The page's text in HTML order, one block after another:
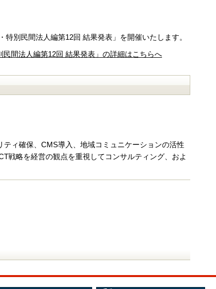
別民間法人編第12回 結果発表」を開催いたします。
間法人編第12回 結果発表」の詳細はこちらへ
ィ確保、CMS導入、地域コミュニケーションの活性
戦略を経営の観点を重視してコンサルティング、およ